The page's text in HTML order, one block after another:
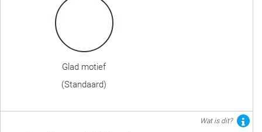
Glad motief
(Standaard)
Wat is dit?